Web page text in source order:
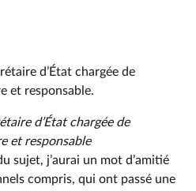
d’État chargée de
et responsable.
d’État chargée de
et responsable
sujet, j’aurai un mot d’amitié
compris, qui ont passé une